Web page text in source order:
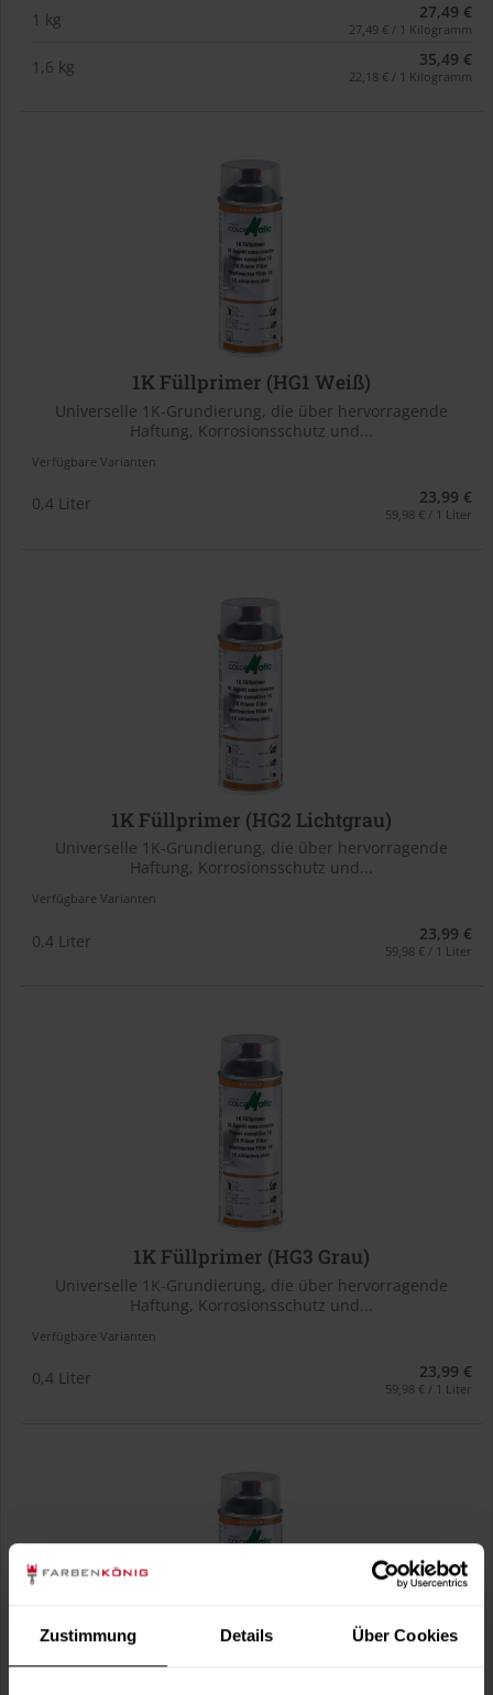
Zustimmung Details Über Cookies
1 kg 27,49 €
27,49 € / 1 Kilogramm
1,6 kg 35,49 €
22,18 € / 1 Kilogramm
1K Füllprimer (HG1 Weiß)
Universelle 1K-Grundierung, die über hervorragende
Haftung, Korrosionsschutz und...
Verfügbare Varianten
0,4 Liter 23,99 €
59,98 € / 1 Liter
1K Füllprimer (HG2 Lichtgrau)
Universelle 1K-Grundierung, die über hervorragende
Haftung, Korrosionsschutz und...
Verfügbare Varianten
0,4 Liter 23,99 €
59,98 € / 1 Liter
1K Füllprimer (HG3 Grau)
Universelle 1K-Grundierung, die über hervorragende
Haftung, Korrosionsschutz und...
Verfügbare Varianten
0,4 Liter 23,99 €
59,98 € / 1 Liter